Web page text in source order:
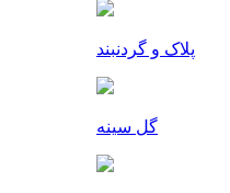
پلاک و گردنبند
گل سینه